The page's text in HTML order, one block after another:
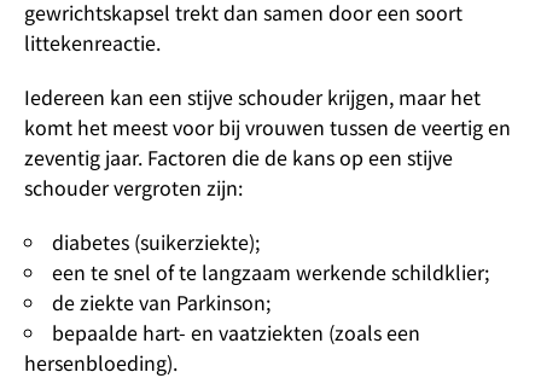
gewrichtskapsel trekt dan samen door een soort
littekenreactie.
Iedereen kan een stijve schouder krijgen, maar het
komt het meest voor bij vrouwen tussen de veertig en
zeventig jaar. Factoren die de kans op een stijve
schouder vergroten zijn:
diabetes (suikerziekte);
een te snel of te langzaam werkende schildklier;
de ziekte van Parkinson;
bepaalde hart- en vaatziekten (zoals een
hersenbloeding).